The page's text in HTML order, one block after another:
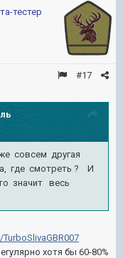
тестер
#17
совсем другая
где смотреть ? И
значит весь
хотя бы 60-80%